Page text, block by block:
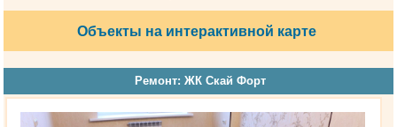
Объекты на интерактивной карте
Ремонт: ЖК Скай Форт